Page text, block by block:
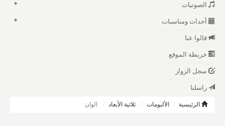
الصوتيات
أحداث ومناسبات
قالوا عنا
خريطة الموقع
سجل الزوار
راسلنا
الرئيسية الألبومات ثلاثية الأبعاد الوان